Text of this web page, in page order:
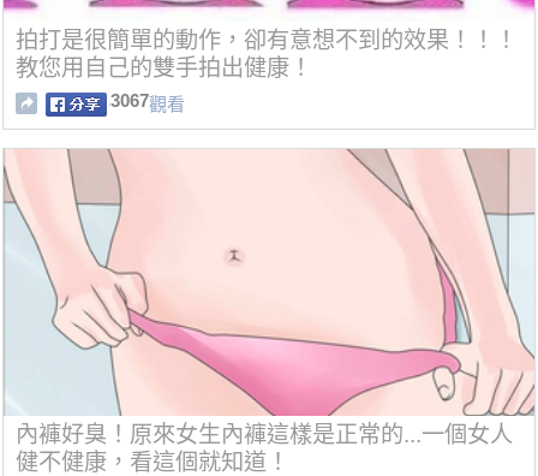
拍打是很簡單的動作，卻有意想不到的效果！！！
教您用自己的雙手拍出健康！
3067觀看
內褲好臭！原來女生內褲這樣是正常的...一個女人
健不健康，看這個就知道！